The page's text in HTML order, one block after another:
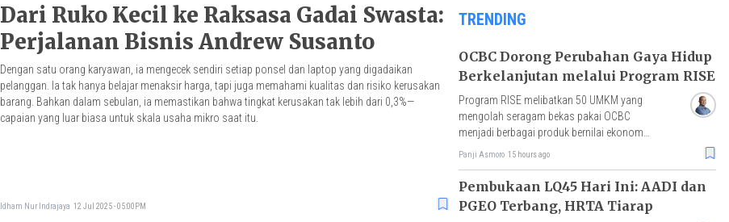
Dari Ruko Kecil ke Raksasa Gadai Swasta:
Perjalanan Bisnis Andrew Susanto
Dengan satu orang karyawan, ia mengecek sendiri setiap ponsel dan laptop yang digadaikan
pelanggan. Ia tak hanya belajar menaksir harga, tapi juga memahami kualitas dan risiko kerusakan
barang. Bahkan dalam sebulan, ia memastikan bahwa tingkat kerusakan tak lebih dari 0,3%—
capaian yang luar biasa untuk skala usaha mikro saat itu.
Idham Nur Indrajaya 12 Jul 2025 - 05:00PM
TRENDING
OCBC Dorong Perubahan Gaya Hidup
Berkelanjutan melalui Program RISE
Program RISE melibatkan 50 UMKM yang
mengolah seragam bekas pakai OCBC
menjadi berbagai produk bernilai ekonomi,
dengan hasil penjualan akan disalurkan
Panji Asmoro 15 hours ago
Pembukaan LQ45 Hari Ini: AADI dan
PGEO Terbang, HRTA Tiarap